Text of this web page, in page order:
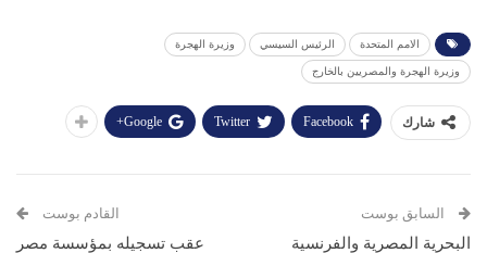
الامم المتحدة الرئيس السيسي وزيرة الهجرة
وزيرة الهجرة والمصريين بالخارج
شارك Facebook
Twitter
Google+
السابق بوست
البحرية المصرية والفرنسية
القادم بوست
عقب تسجيله بمؤسسة مصر